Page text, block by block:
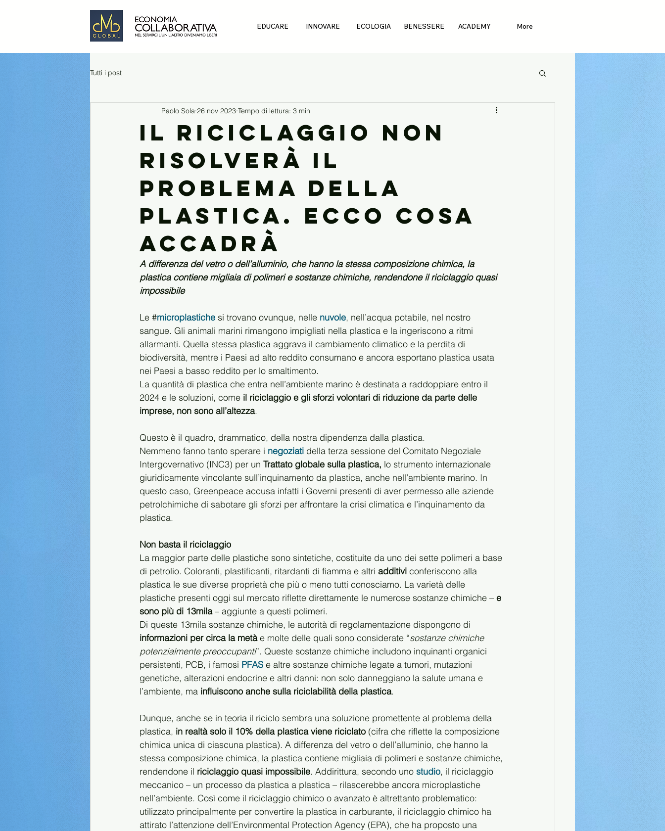
EDUCARE INNOVARE ECOLOGIA BENESSERE ACADEMY More
Tutti i post
Il riciclaggio non
risolverà il
problema della
plastica. Ecco cosa
accadrà
Paolo Sola 26 nov 2023 Tempo di lettura: 3 min
A differenza del vetro o dell’alluminio, che hanno la stessa composizione chimica, la
plastica contiene migliaia di polimeri e sostanze chimiche, rendendone il riciclaggio quasi
impossibile
Le #microplastiche si trovano ovunque, nelle nuvole, nell’acqua potabile, nel nostro
sangue. Gli animali marini rimangono impigliati nella plastica e la ingeriscono a ritmi
allarmanti. Quella stessa plastica aggrava il cambiamento climatico e la perdita di
biodiversità, mentre i Paesi ad alto reddito consumano e ancora esportano plastica usata
nei Paesi a basso reddito per lo smaltimento.
La quantità di plastica che entra nell’ambiente marino è destinata a raddoppiare entro il
2024 e le soluzioni, come il riciclaggio e gli sforzi volontari di riduzione da parte delle
imprese, non sono all’altezza.
Questo è il quadro, drammatico, della nostra dipendenza dalla plastica.
Nemmeno fanno tanto sperare i negoziati della terza sessione del Comitato Negoziale
Intergovernativo (INC3) per un Trattato globale sulla plastica, lo strumento internazionale
giuridicamente vincolante sull’inquinamento da plastica, anche nell’ambiente marino. In
questo caso, Greenpeace accusa infatti i Governi presenti di aver permesso alle aziende
petrolchimiche di sabotare gli sforzi per affrontare la crisi climatica e l’inquinamento da
plastica.
Non basta il riciclaggio
La maggior parte delle plastiche sono sintetiche, costituite da uno dei sette polimeri a base
di petrolio. Coloranti, plastificanti, ritardanti di fiamma e altri additivi conferiscono alla
plastica le sue diverse proprietà che più o meno tutti conosciamo. La varietà delle
plastiche presenti oggi sul mercato riflette direttamente le numerose sostanze chimiche – e
sono più di 13mila – aggiunte a questi polimeri.
Di queste 13mila sostanze chimiche, le autorità di regolamentazione dispongono di
informazioni per circa la metà e molte delle quali sono considerate “sostanze chimiche
potenzialmente preoccupanti”. Queste sostanze chimiche includono inquinanti organici
persistenti, PCB, i famosi PFAS e altre sostanze chimiche legate a tumori, mutazioni
genetiche, alterazioni endocrine e altri danni: non solo danneggiano la salute umana e
l’ambiente, ma influiscono anche sulla riciclabilità della plastica.
Dunque, anche se in teoria il riciclo sembra una soluzione promettente al problema della
plastica, in realtà solo il 10% della plastica viene riciclato (cifra che riflette la composizione
chimica unica di ciascuna plastica). A differenza del vetro o dell’alluminio, che hanno la
stessa composizione chimica, la plastica contiene migliaia di polimeri e sostanze chimiche,
rendendone il riciclaggio quasi impossibile. Addirittura, secondo uno studio, il riciclaggio
meccanico – un processo da plastica a plastica – rilascerebbe ancora microplastiche
nell’ambiente. Così come il riciclaggio chimico o avanzato è altrettanto problematico:
utilizzato principalmente per convertire la plastica in carburante, il riciclaggio chimico ha
attirato l’attenzione dell’Environmental Protection Agency (EPA), che ha proposto una